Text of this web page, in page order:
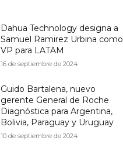
Dahua Technology designa a
Samuel Ramirez Urbina como
VP para LATAM
16 de septiembre de 2024
Guido Bartalena, nuevo
gerente General de Roche
Diagnóstica para Argentina,
Bolivia, Paraguay y Uruguay
10 de septiembre de 2024